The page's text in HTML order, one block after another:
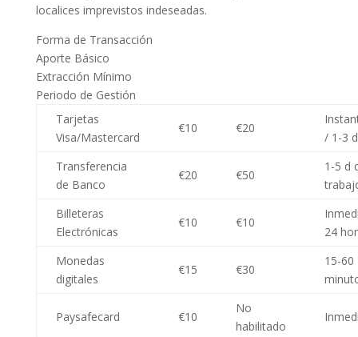
localices imprevistos indeseadas.
Forma de Transacción
Aporte Básico
Extracción Mínimo
Periodo de Gestión
Tarjetas
Visa/Mastercard
€10 €20
/ 1-3 d
Transferencia
de Banco
€20 €50
1-5 d
Billeteras
Electrónicas
€10 €10
24
Monedas
digitales
€15 €30
15-60
Paysafecard €10
No
habilitado